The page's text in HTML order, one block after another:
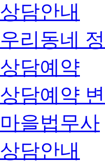
상담안내
우리동네
상담예약
상담예약
마을법무사
상담안내